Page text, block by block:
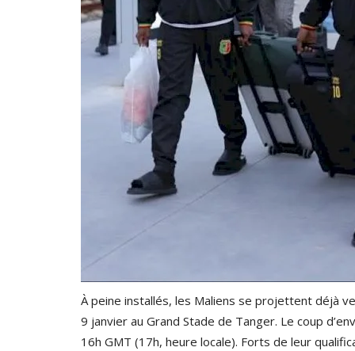
À peine installés, les Maliens se projettent déjà
9 janvier au Grand Stade de Tanger. Le coup
16h GMT (17h, heure locale). Forts de leur